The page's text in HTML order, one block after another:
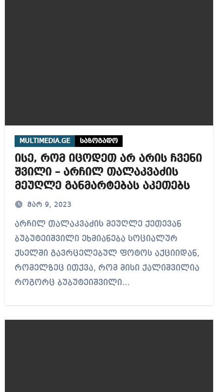
MULTIMEDIA.GE საზოგადო
ისე, რომ იცოდეთ არ არის ჩვენი
შვილი – არჩილ თალაკვაძის
მეუღლე განმარტებას აკეთებს
მარ 9, 2023
არჩილ თალაკვაძის მეუღლე ქეთევან
ბუბუტეიშვილი ეხმიანება სოციალურ
ქსელში გავრცელებულ ფოტოს აქციიდან,
რომელზეც ითქვა, რომ მისი ქალიშვილია
როგორც ბუბუტეიშვილი…